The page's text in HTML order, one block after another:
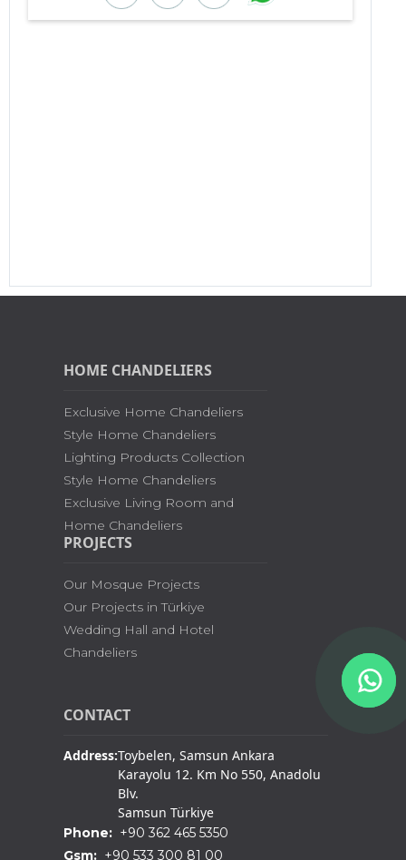
HOME CHANDELIERS
Exclusive Home Chandeliers
Style Home Chandeliers
Lighting Products Collection
Style Home Chandeliers
Exclusive Living Room and
Home Chandeliers
PROJECTS
Our Mosque Projects
Our Projects in Türkiye
Wedding Hall and Hotel
Chandeliers
CONTACT
Address:Toybelen, Samsun Ankara
Karayolu 12. Km No 550, Anadolu
Blv.
Samsun Türkiye
Phone: +90 362 465 5350
Gsm: +90 533 300 81 00